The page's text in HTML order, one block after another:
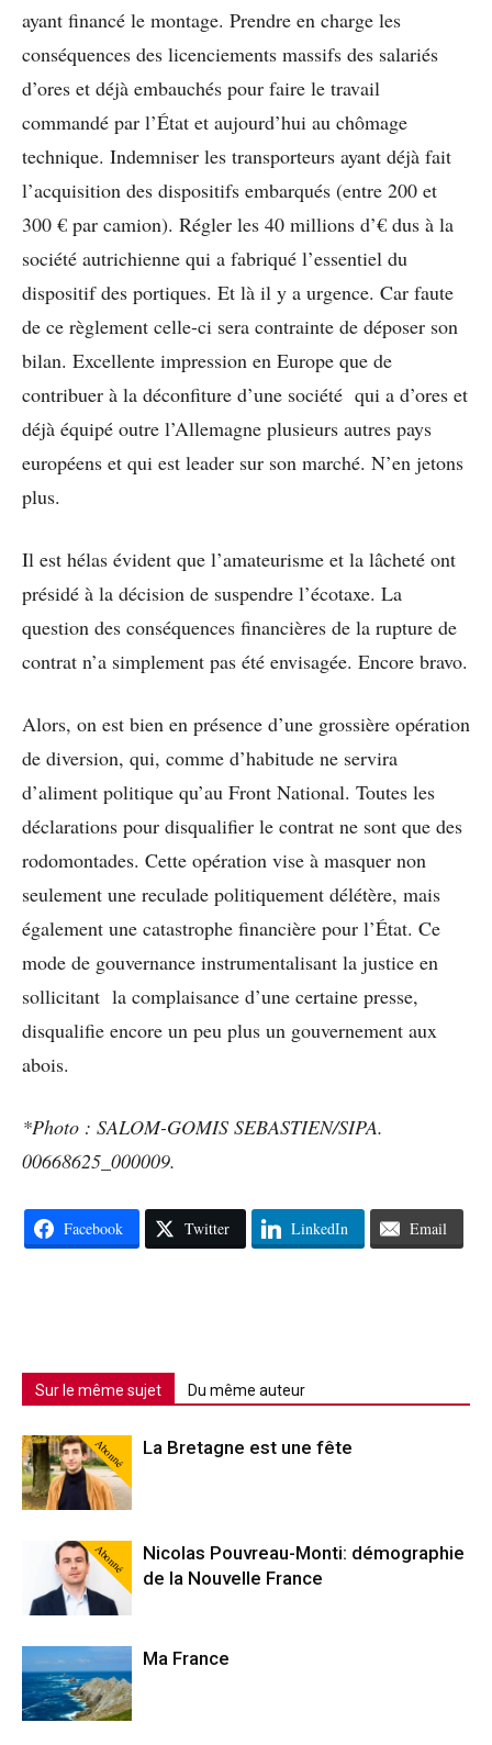
ayant financé le montage. Prendre en charge les
conséquences des licenciements massifs des salariés
d’ores et déjà embauchés pour faire le travail
commandé par l’État et aujourd’hui au chômage
technique. Indemniser les transporteurs ayant déjà fait
l’acquisition des dispositifs embarqués (entre 200 et
300 € par camion). Régler les 40 millions d’€ dus à la
société autrichienne qui a fabriqué l’essentiel du
dispositif des portiques. Et là il y a urgence. Car faute
de ce règlement celle-ci sera contrainte de déposer son
bilan. Excellente impression en Europe que de
contribuer à la déconfiture d’une société qui a d’ores et
déjà équipé outre l’Allemagne plusieurs autres pays
européens et qui est leader sur son marché. N’en jetons
plus.
Il est hélas évident que l’amateurisme et la lâcheté ont
présidé à la décision de suspendre l’écotaxe. La
question des conséquences financières de la rupture de
contrat n’a simplement pas été envisagée. Encore bravo.
Alors, on est bien en présence d’une grossière opération
de diversion, qui, comme d’habitude ne servira
d’aliment politique qu’au Front National. Toutes les
déclarations pour disqualifier le contrat ne sont que des
rodomontades. Cette opération vise à masquer non
seulement une reculade politiquement délétère, mais
également une catastrophe financière pour l’État. Ce
mode de gouvernance instrumentalisant la justice en
sollicitant la complaisance d’une certaine presse,
disqualifie encore un peu plus un gouvernement aux
abois.
*Photo : SALOM-GOMIS SEBASTIEN/SIPA.
00668625_000009.
Facebook Twitter LinkedIn Email
Sur le même sujet Du même auteur
Abonné La Bretagne est une fête
Abonné
Nicolas Pouvreau-Monti: démographie
de la Nouvelle France
Ma France